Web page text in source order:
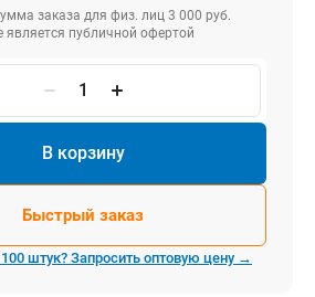
материалы
заказа для физ. лиц 3 000 руб.
является публичной офертой
В корзину
Быстрый заказ
штук? Запросить оптовую цену →